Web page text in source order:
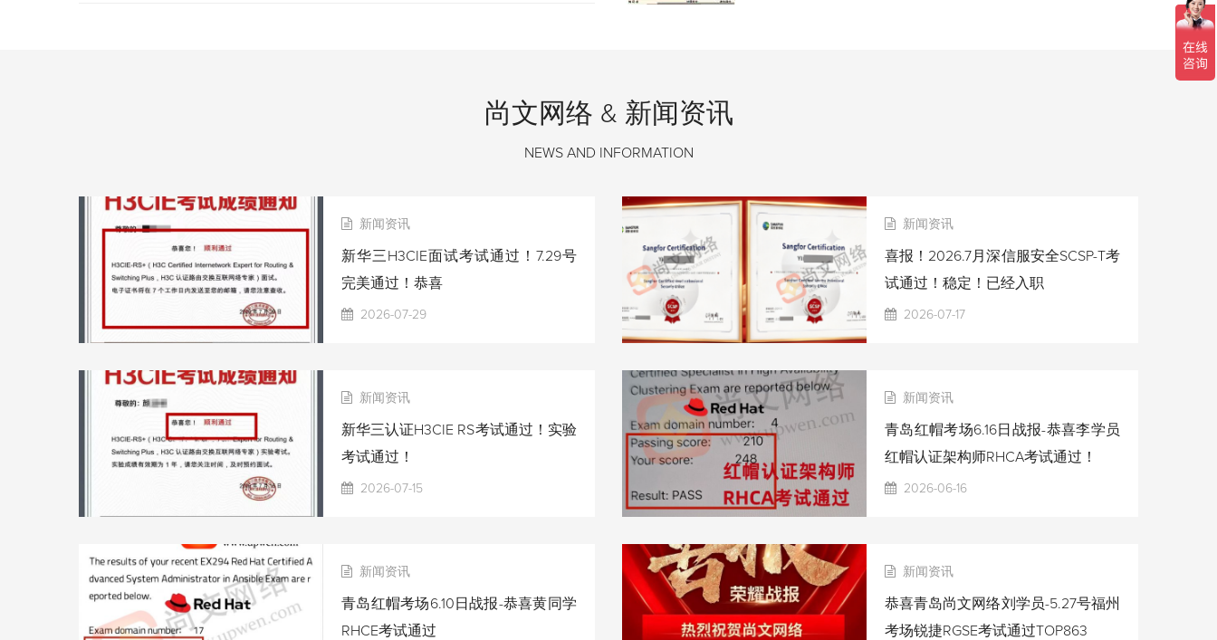
尚文网络 & 新闻资讯
NEWS AND INFORMATION
新闻资讯
新华三H3CIE面试考试通过！7.29号
完美通过！恭喜
2026-07-29
新闻资讯
喜报！2026.7月深信服安全SCSP-T考
试通过！稳定！已经入职
2026-07-17
新闻资讯
新华三认证H3CIE RS考试通过！实验
考试通过！
2026-07-15
新闻资讯
青岛红帽考场6.16日战报-恭喜李学员
红帽认证架构师RHCA考试通过！
2026-06-16
新闻资讯
青岛红帽考场6.10日战报-恭喜黄同学
RHCE考试通过
新闻资讯
恭喜青岛尚文网络刘学员-5.27号福州
考场锐捷RGSE考试通过TOP863